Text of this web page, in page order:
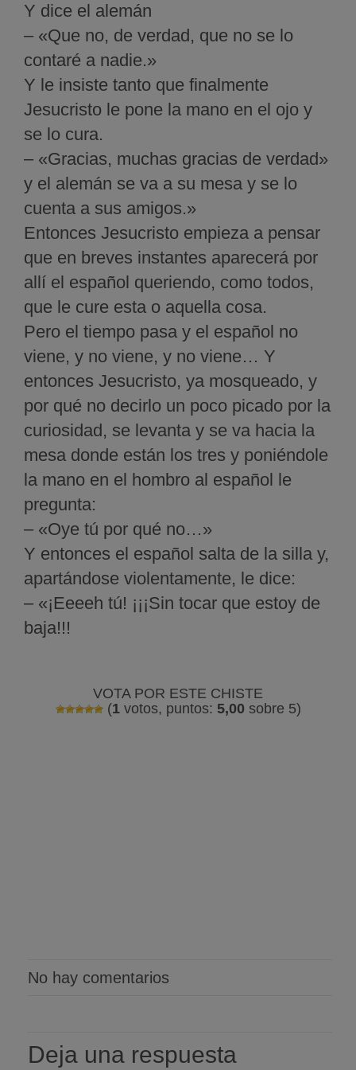
Y dice el alemán
– «Que no, de verdad, que no se lo
contaré a nadie.»
Y le insiste tanto que finalmente
Jesucristo le pone la mano en el ojo y
se lo cura.
– «Gracias, muchas gracias de verdad»
y el alemán se va a su mesa y se lo
cuenta a sus amigos.»
Entonces Jesucristo empieza a pensar
que en breves instantes aparecerá por
allí el español queriendo, como todos,
que le cure esta o aquella cosa.
Pero el tiempo pasa y el español no
viene, y no viene, y no viene… Y
entonces Jesucristo, ya mosqueado, y
por qué no decirlo un poco picado por la
curiosidad, se levanta y se va hacia la
mesa donde están los tres y poniéndole
la mano en el hombro al español le
pregunta:
– «Oye tú por qué no…»
Y entonces el español salta de la silla y,
apartándose violentamente, le dice:
– «¡Eeeeh tú! ¡¡¡Sin tocar que estoy de
baja!!!
VOTA POR ESTE CHISTE
(1votos, puntos: 5,00 sobre 5)
No hay comentarios
Deja una respuesta